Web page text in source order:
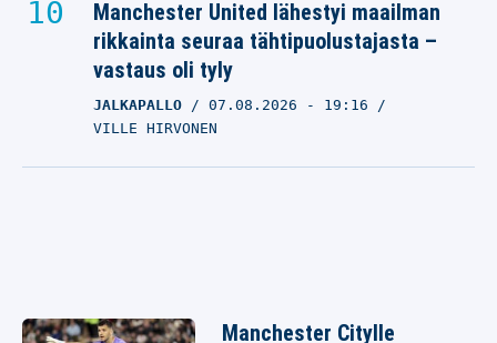
Manchester United lähestyi maailman
rikkainta seuraa tähtipuolustajasta –
vastaus oli tyly
JALKAPALLO 07.08.2026 - 19:16
VILLE HIRVONEN
Manchester Citylle